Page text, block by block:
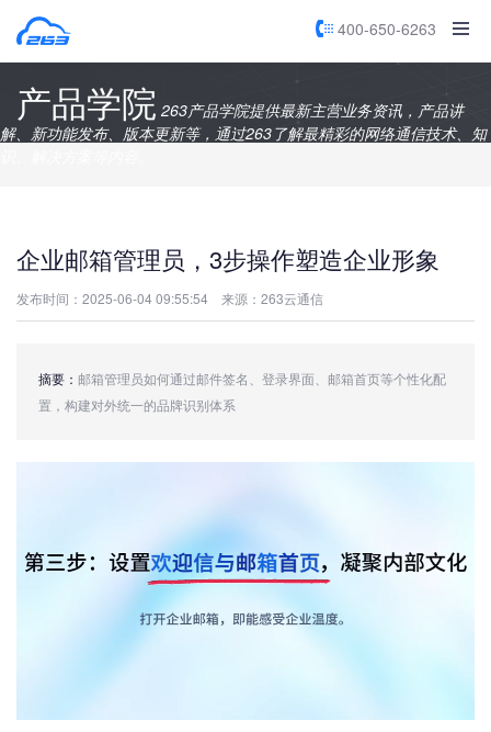
400-650-6263
产品学院 263产品学院提供最新主营业务资讯，产品讲
解、新功能发布、版本更新等，通过263了解最精彩的网络通信技术、知
企业邮箱管理员，3步操作塑造企业形象
发布时间：2025-06-04 09:55:54 来源：263云通信
摘要： 邮箱管理员如何通过邮件签名、登录界面、邮箱首页等个性化配
置，构建对外统一的品牌识别体系